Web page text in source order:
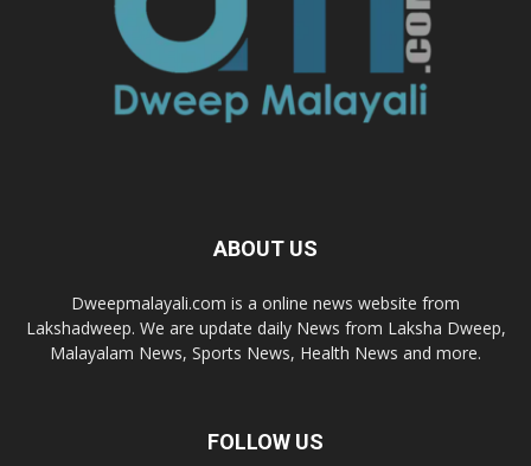
ABOUT US
Dweepmalayali.com is a online news website from
Lakshadweep. We are update daily News from Laksha Dweep,
Malayalam News, Sports News, Health News and more.
FOLLOW US